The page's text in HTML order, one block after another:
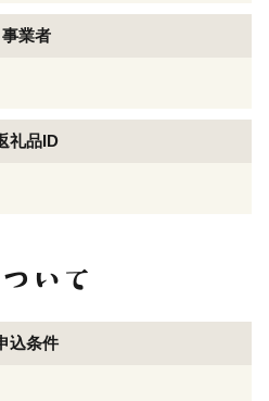
事業者
礼品ID
込条件